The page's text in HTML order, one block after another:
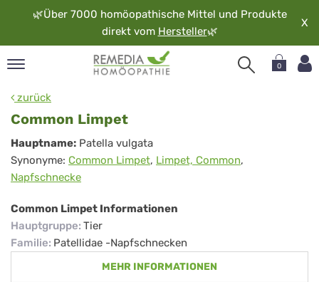
🌿Über 7000 homöopathische Mittel und Produkte
direkt vom Hersteller🌿
X
0
zurück
Common Limpet
Common
Limpet
Hauptname: Patella vulgata
Synonyme: Common Limpet, Limpet, Common,
Napfschnecke
Common Limpet Informationen
Hauptgruppe: Tier
Familie: Patellidae -Napfschnecken
MEHR INFORMATIONEN